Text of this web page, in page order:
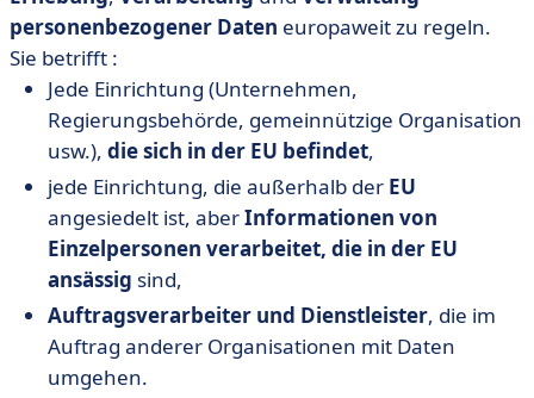
personenbezogener Daten europaweit zu regeln.
Sie betrifft :
Jede Einrichtung (Unternehmen,
Regierungsbehörde, gemeinnützige Organisation
usw.), die sich in der EU befindet,
jede Einrichtung, die außerhalb der EU
angesiedelt ist, aberInformationen von
Einzelpersonen verarbeitet, die in der EU
ansässig sind,
Auftragsverarbeiter und Dienstleister, die im
Auftrag anderer Organisationen mit Daten
umgehen.